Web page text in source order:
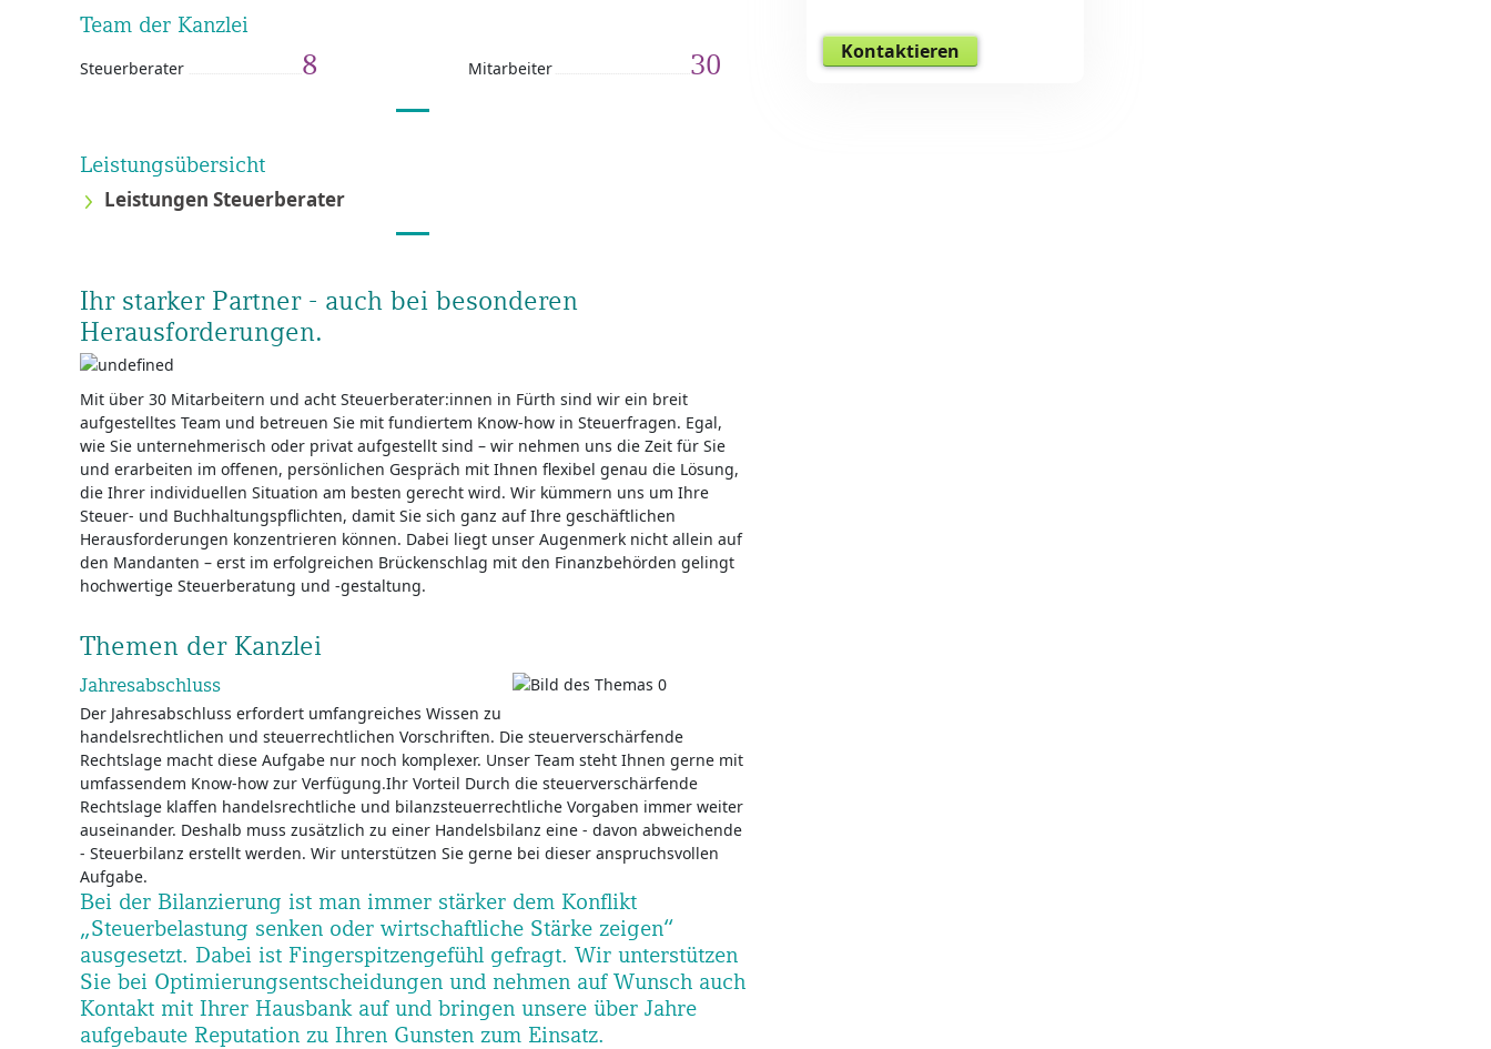
Team der Kanzlei
Steuerberater 8 Mitarbeiter 30
Leistungsübersicht
Leistungen Steuerberater
Ihr starker Partner - auch bei besonderen
Herausforderungen.
Mit über 30 Mitarbeitern und acht Steuerberater:innen in Fürth sind wir ein breit
aufgestelltes Team und betreuen Sie mit fundiertem Know-how in Steuerfragen. Egal,
wie Sie unternehmerisch oder privat aufgestellt sind – wir nehmen uns die Zeit für Sie
und erarbeiten im offenen, persönlichen Gespräch mit Ihnen flexibel genau die Lösung,
die Ihrer individuellen Situation am besten gerecht wird. Wir kümmern uns um Ihre
Steuer- und Buchhaltungspflichten, damit Sie sich ganz auf Ihre geschäftlichen
Herausforderungen konzentrieren können. Dabei liegt unser Augenmerk nicht allein auf
den Mandanten – erst im erfolgreichen Brückenschlag mit den Finanzbehörden gelingt
hochwertige Steuerberatung und -gestaltung.
Themen der Kanzlei
Jahresabschluss
Der Jahresabschluss erfordert umfangreiches Wissen zu
handelsrechtlichen und steuerrechtlichen Vorschriften. Die steuerverschärfende
Rechtslage macht diese Aufgabe nur noch komplexer. Unser Team steht Ihnen gerne mit
umfassendem Know-how zur Verfügung.Ihr Vorteil Durch die steuerverschärfende
Rechtslage klaffen handelsrechtliche und bilanzsteuerrechtliche Vorgaben immer weiter
auseinander. Deshalb muss zusätzlich zu einer Handelsbilanz eine - davon abweichende
- Steuerbilanz erstellt werden. Wir unterstützen Sie gerne bei dieser anspruchsvollen
Aufgabe.
Bei der Bilanzierung ist man immer stärker dem Konflikt
„Steuerbelastung senken oder wirtschaftliche Stärke zeigen“
ausgesetzt. Dabei ist Fingerspitzengefühl gefragt. Wir unterstützen
Sie bei Optimierungsentscheidungen und nehmen auf Wunsch auch
Kontakt mit Ihrer Hausbank auf und bringen unsere über Jahre
aufgebaute Reputation zu Ihren Gunsten zum Einsatz.
Kontaktieren